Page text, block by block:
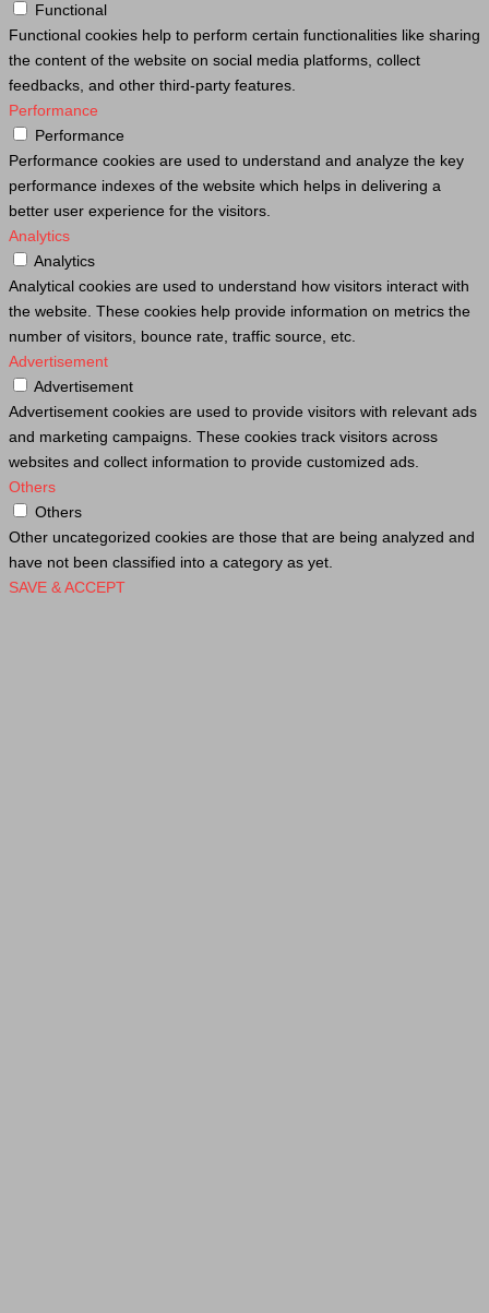
Functional
Functional cookies help to perform certain functionalities like sharing
the content of the website on social media platforms, collect
feedbacks, and other third-party features.
Performance
Performance
Performance cookies are used to understand and analyze the key
performance indexes of the website which helps in delivering a
better user experience for the visitors.
Analytics
Analytics
Analytical cookies are used to understand how visitors interact with
the website. These cookies help provide information on metrics the
number of visitors, bounce rate, traffic source, etc.
Advertisement
Advertisement
Advertisement cookies are used to provide visitors with relevant ads
and marketing campaigns. These cookies track visitors across
websites and collect information to provide customized ads.
Others
Others
Other uncategorized cookies are those that are being analyzed and
have not been classified into a category as yet.
SAVE & ACCEPT